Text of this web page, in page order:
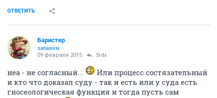
ОТВЕТИТЬ
Баристер
забанен
09 февраля 2015 5rdx
неа - не согласный...
Или процесс состязательный
и кто что доказал суду - так и есть или у суда есть
гносеологическая функция и тогда пусть сам